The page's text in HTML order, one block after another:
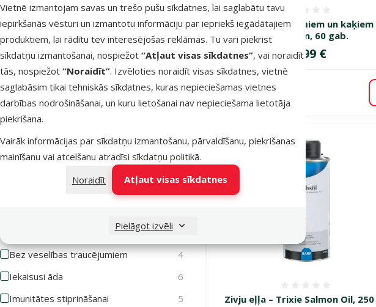
Vietnē izmantojam savas un trešo pušu sīkdatnes, lai saglabātu tavu
iepirkšanās vēsturi un izmantotu informāciju par iepriekš iegādātajiem
produktiem, lai rādītu tev interesējošas reklāmas. Tu vari piekrist
sīkdatņu izmantošanai, nospiežot “Atļaut visas sīkdatnes”, vai noraidīt
tās, nospiežot “Noraidīt”. Izvēloties noraidīt visas sīkdatnes, vietnē
saglabāsim tikai tehniskās sīkdatnes, kuras nepieciešamas vietnes
darbības nodrošināšanai, un kuru lietošanai nav nepieciešama lietotāja
piekrišana.
Vairāk informācijas par sīkdatņu izmantošanu, pārvaldīšanu, piekrišanas
mainīšanu vai atcelšanu atradīsi sīkdatņu politikā.
Noraidīt
Atļaut visas sīkdatnes
Pielāgot izvēli
Vidējs
7
Liels
7
Milzīgs
Suņa vecums
Pieaudzis Seniors
Bez veselības traucējumiem
4
Iekaisusi āda
6
Imunitātes stiprināšanai
5
Papildbarība suņiem un kaķiem
Oleoderm, 60 gab.
Cena
23,99 €
Noliktavā
Bezmaksas piegāde
Zivju eļļa – Trixie Salmon Oil,